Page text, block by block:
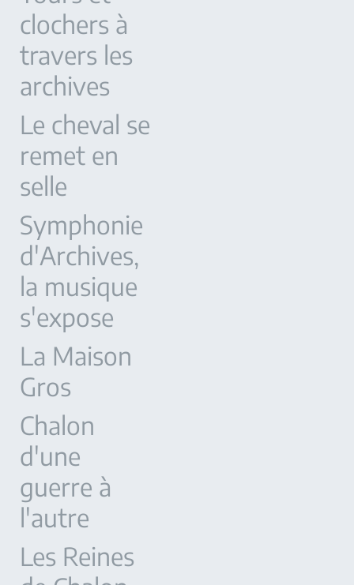
clochers à
travers les
archives
Le cheval se
remet en
selle
Symphonie
d'Archives,
la musique
s'expose
La Maison
Gros
Chalon
d'une
guerre à
l'autre
Les Reines